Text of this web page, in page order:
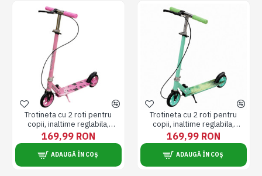
Trotineta cu 2 roti pentru
copii, inaltime reglabila,
pliabila, frana de mana, + 3 ani,
roti 145 mm, roz
169,99 RON
ADAUGĂ ÎN COȘ
Trotineta cu 2 roti pentru
copii, inaltime reglabila,
pliabila, frana de mana, + 3 ani,
roti 145 mm, verde
169,99 RON
ADAUGĂ ÎN COȘ